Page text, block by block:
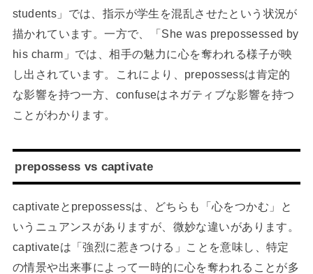
students」では、指示が学生を混乱させたという状況が
描かれています。一方で、「She was prepossessed by
his charm」では、相手の魅力に心を奪われる様子が映
し出されています。これにより、prepossessは肯定的
な影響を持つ一方、confuseはネガティブな影響を持つ
ことがわかります。
prepossess vs captivate
captivateとprepossessは、どちらも「心をつかむ」と
いうニュアンスがありますが、微妙な違いがあります。
captivateは「強烈に惹きつける」ことを意味し、特定
の情景や出来事によって一時的に心を奪われることが多